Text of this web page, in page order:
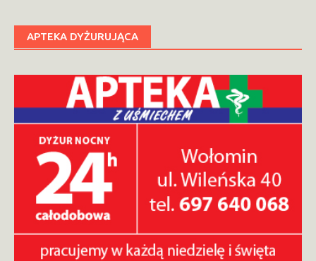
APTEKA DYŻURUJĄCA